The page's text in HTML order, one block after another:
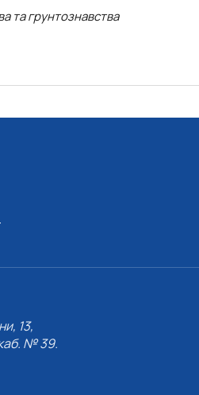
та грунтознавства
13,
№ 39.